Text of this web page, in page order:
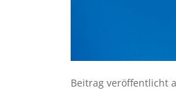
Beitrag veröffentlicht